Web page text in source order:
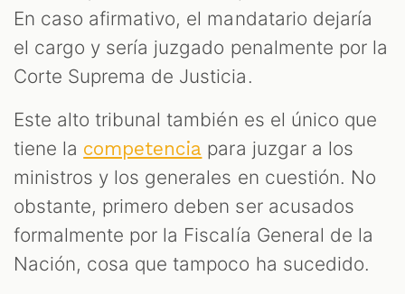
En caso afirmativo, el mandatario dejaría
el cargo y sería juzgado penalmente por la
Corte Suprema de Justicia.
Este alto tribunal también es el único que
tiene la competencia para juzgar a los
ministros y los generales en cuestión. No
obstante, primero deben ser acusados
formalmente por la Fiscalía General de la
Nación, cosa que tampoco ha sucedido.